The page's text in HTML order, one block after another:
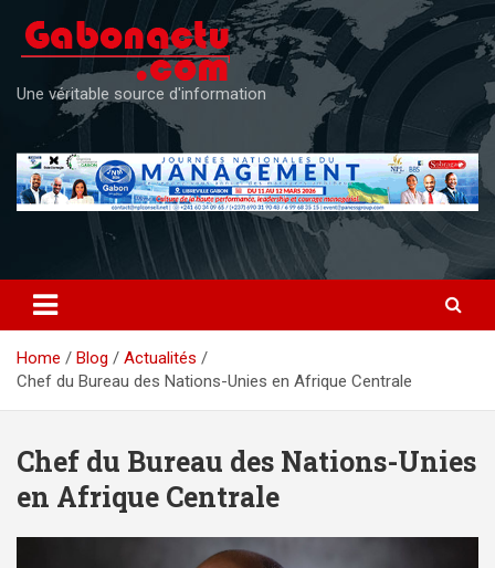
content
Une véritable source d'information
Home Blog
Actualités
Chef du Bureau des Nations-Unies en Afrique Centrale
Chef du Bureau des Nations-Unies
en Afrique Centrale